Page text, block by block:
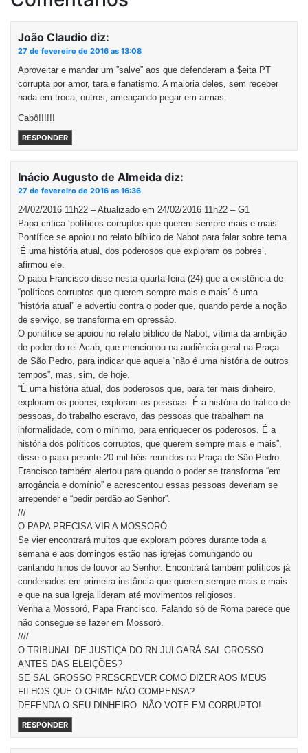
João Claudio diz:
27 de fevereiro de 2016 as 13:08
Aproveitar e mandar um ”salve” aos que defenderam a $eita PT
corrupta por amor, tara e fanatismo. A maioria deles, sem receber
nada em troca, outros, ameaçando pegar em armas.
Cabô!!!!!!
RESPONDER
Inácio Augusto de Almeida diz:
27 de fevereiro de 2016 as 16:36
24/02/2016 11h22 – Atualizado em 24/02/2016 11h22 – G1
Papa critica ‘políticos corruptos que querem sempre mais e mais’
Pontífice se apoiou no relato bíblico de Nabot para falar sobre tema.
‘É uma história atual, dos poderosos que exploram os pobres’,
afirmou ele.
O papa Francisco disse nesta quarta-feira (24) que a existência de
“políticos corruptos que querem sempre mais e mais” é uma
“história atual” e advertiu contra o poder que, quando perde a noção
de serviço, se transforma em opressão.
O pontífice se apoiou no relato bíblico de Nabot, vítima da ambição
de poder do rei Acab, que mencionou na audiência geral na Praça
de São Pedro, para indicar que aquela “não é uma história de outros
tempos”, mas, sim, de hoje.
“É uma história atual, dos poderosos que, para ter mais dinheiro,
exploram os pobres, exploram as pessoas. É a história do tráfico de
pessoas, do trabalho escravo, das pessoas que trabalham na
informalidade, com o mínimo, para enriquecer os poderosos. É a
história dos políticos corruptos, que querem sempre mais e mais”,
disse o papa perante 20 mil fiéis reunidos na Praça de São Pedro.
Francisco também alertou para quando o poder se transforma “em
arrogância e domínio” e acrescentou essas pessoas deveriam se
arrepender e “pedir perdão ao Senhor”.
///
O PAPA PRECISA VIR A MOSSORÓ.
Se vier encontrará muitos que exploram pobres durante toda a
semana e aos domingos estão nas igrejas comungando ou
cantando hinos de louvor ao Senhor. Encontrará também políticos já
condenados em primeira instância que querem sempre mais e mais
e que na sua Igreja lideram até movimentos religiosos.
Venha a Mossoró, Papa Francisco. Falando só de Roma parece que
não consegue se fazer em Mossoró.
////
O TRIBUNAL DE JUSTIÇA DO RN JULGARÁ SAL GROSSO
ANTES DAS ELEIÇÕES?
SE SAL GROSSO PRESCREVER COMO DIZER AOS MEUS
FILHOS QUE O CRIME NÃO COMPENSA?
DEFENDA O SEU DINHEIRO. NÃO VOTE EM CORRUPTO!
RESPONDER